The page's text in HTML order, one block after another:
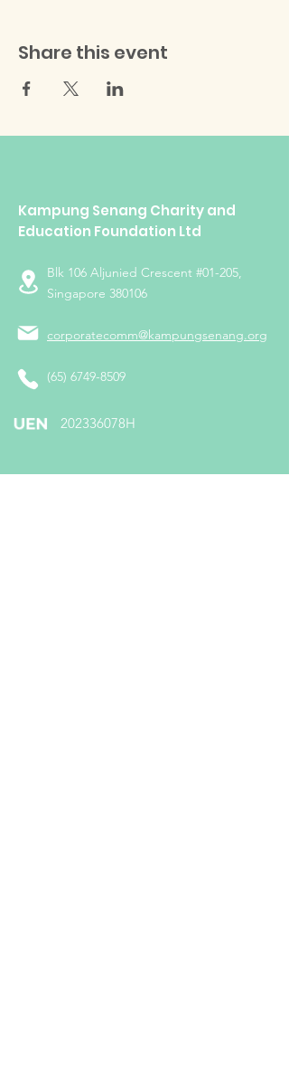
Share this event
Kampung Senang Charity and
Education Foundation Ltd
Blk 106 Aljunied Crescent #01-205,
Singapore 380106
corporatecomm@kampungsenang.org
(65) 6749-8509
​202336078H